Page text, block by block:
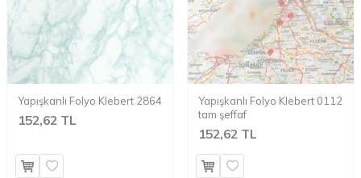
Yapışkanlı Folyo Klebert 2864
152,62 TL
Yapışkanlı Folyo Klebert 0112
tam şeffaf
152,62 TL